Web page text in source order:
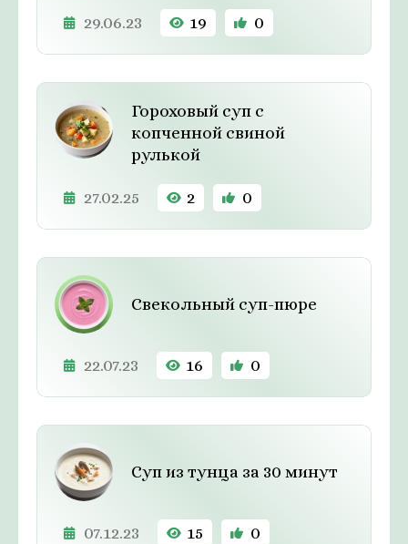
29.06.23 19 0
Гороховый суп с
копченной свиной
рулькой
27.02.25 2 0
Свекольный суп-пюре
22.07.23 16 0
Суп из тунца за 30 минут
07.12.23 15 0